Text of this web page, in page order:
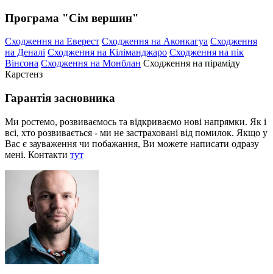
Програма "Сім вершин"
Сходження на Еверест Сходження на Аконкагуа Сходження
на Деналі Сходження на Кіліманджаро Сходження на пік
Вінсона Сходження на Монблан Сходження на піраміду
Карстенз
Гарантія засновника
Ми ростемо, розвиваємось та відкриваємо нові напрямки. Як і
всі, хто розвивається - ми не застраховані від помилок. Якщо у
Вас є зауваження чи побажання, Ви можете написати одразу
мені. Контакти тут